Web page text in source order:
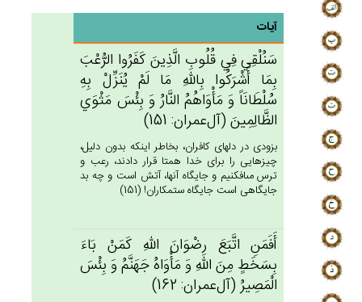
آیات
سَنُلْقِي‌ فِي‌ قُلُوب‌ِ الَّذِين‌َ كَفَرُوا الرُّعْب‌َ
بِمَا أَشْرَكُوا بِالله‌ِ مَا لَم‌ْ يُنَزِّل‌ْ بِه‌ِ
سُلْطَانَاً وَ مَأْوَاهُم‌ُ النَّارُ وَ بِئْس‌َ مَثْوَي‌
الظَّالِمِين‌َ (آل‌عمران: 151)
بزودى در دلهاى كافران، بخاطر اينكه بدون دليل،
چيزهايى را براى خدا همتا قرار دادند، رعب و
ترس مى‏افكنيم و جايگاه آنها، آتش است و چه بد
جايگاهى است جايگاه ستمكاران! (151)
أَفَمَن‌ِ اتَّبَع‌َ رِضْوَان‌َ الله‌ِ كَمَن‌ْ بَاءَ
بِسَخَط‌ٍ مِن‌َ الله‌ِ وَ مَأْوَاه‌ُ جَهَنَّم‌ُ وَ بِئْس‌َ
الْمَصِيرُ (آل‌عمران: 162)